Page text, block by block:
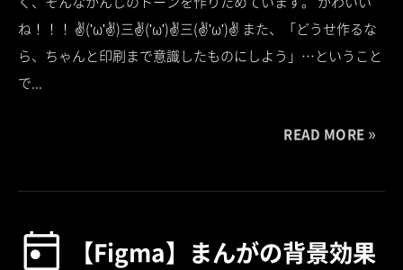
ね！！！ ✌('ω'✌)三✌('ω')✌三(✌'ω')✌ また、「どうせ作るな
ら、ちゃんと印刷まで意識したものにしよう」…ということ
で...
READ MORE
【Figma】まんがの背景効果